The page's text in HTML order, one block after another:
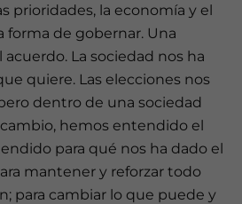
prioridades, la economía y el
forma de gobernar. Una
La sociedad nos ha
quiere. Las elecciones nos
dentro de una sociedad
hemos entendido el
para qué nos ha dado el
mantener y reforzar todo
para cambiar lo que puede y